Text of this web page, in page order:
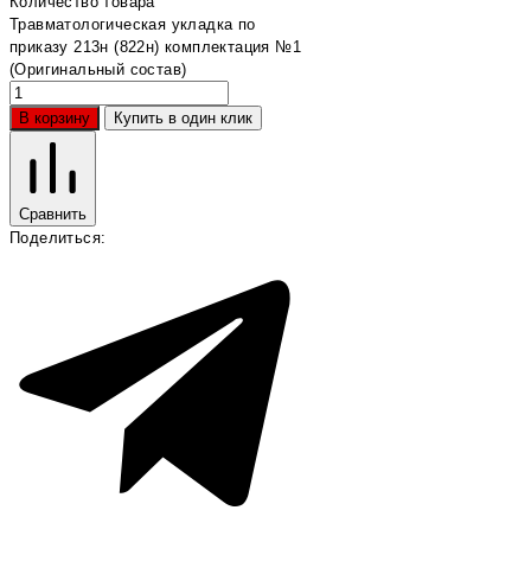
Травматологическая укладка по
приказу 213н (822н) комплектация №1
(Оригинальный состав)
В корзину Купить в один клик
Сравнить
Поделиться: